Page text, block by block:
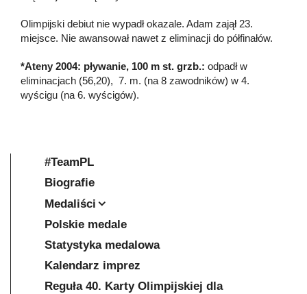
Olimpijski debiut nie wypadł okazale. Adam zajął 23.
miejsce. Nie awansował nawet z eliminacji do półfinałów.
*Ateny 2004: pływanie, 100 m st. grzb.: odpadł w
eliminacjach (56,20), 7. m. (na 8 zawodników) w 4.
wyścigu (na 6. wyścigów).
#TeamPL
Biografie
Medaliści
Polskie medale
Statystyka medalowa
Kalendarz imprez
Reguła 40. Karty Olimpijskiej dla